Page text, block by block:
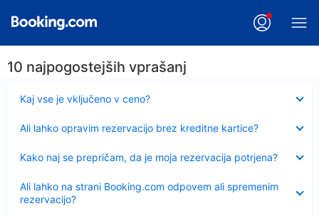
10 najpogostejših vprašanj
Kaj vse je vključeno v ceno?
Ali lahko opravim rezervacijo brez kreditne kartice?
Kako naj se prepričam, da je moja rezervacija potrjena?
Ali lahko na strani Booking.com odpovem ali spremenim
rezervacijo?